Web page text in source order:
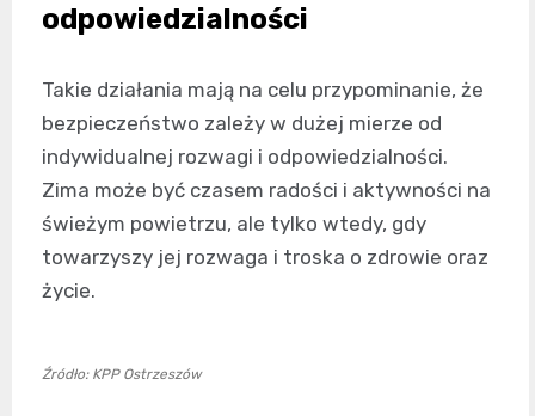
odpowiedzialności
Takie działania mają na celu przypominanie, że
bezpieczeństwo zależy w dużej mierze od
indywidualnej rozwagi i odpowiedzialności.
Zima może być czasem radości i aktywności na
świeżym powietrzu, ale tylko wtedy, gdy
towarzyszy jej rozwaga i troska o zdrowie oraz
życie.
Źródło: KPP Ostrzeszów